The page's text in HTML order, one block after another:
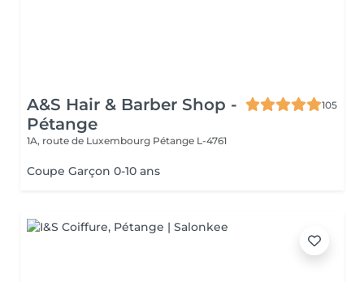
A&S Hair & Barber Shop -
Pétange
105
1A, route de Luxembourg Pétange L-4761
Coupe Garçon 0-10 ans